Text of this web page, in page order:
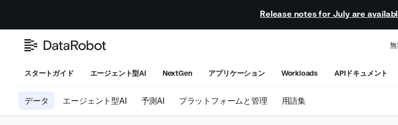
Release notes for July are
スタートガイド エージェント型AI NextGen アプリケーション Workloads APIドキュメント
データ エージェント型AI 予測AI プラットフォームと管理 用語集